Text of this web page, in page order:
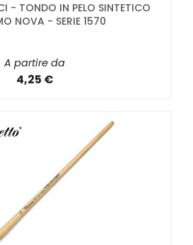
- TONDO IN PELO SINTETICO
NOVA - SERIE 1570
A partire da
4,25 €